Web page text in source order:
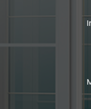
Vidro insulado com
Vidro isolamento
Vidro multilaminado